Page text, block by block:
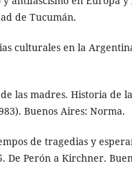
de Tucumán.
culturales en la
las madres. Historia de
Buenos Aires: Norma.
de tragedias y
De Perón a Kirchner.